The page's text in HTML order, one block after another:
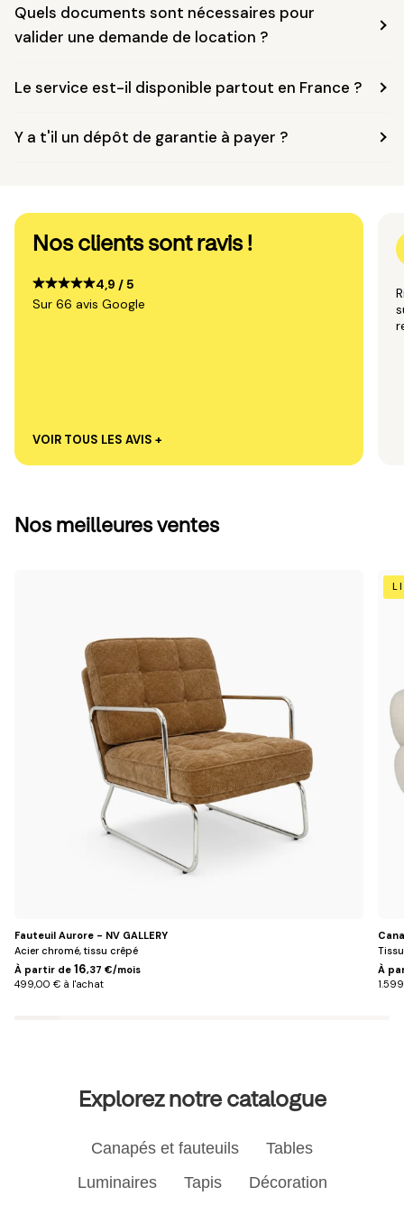
Quels documents sont nécessaires pour
valider une demande de location ?
Le service est-il disponible partout en France ?
Y a t'il un dépôt de garantie à payer ?
Nos clients sont ravis !
4,9 / 5
Sur 66 avis Google
VOIR TOUS LES AVIS +
Nos meilleures ventes
Fauteuil Aurore - NV GALLERY
Acier chromé, tissu crêpé
À partir de 16,37 €/mois
499,00 € à l'achat
À
Explorez notre catalogue
Canapés et fauteuils
Tables
Luminaires
Tapis
Décoration